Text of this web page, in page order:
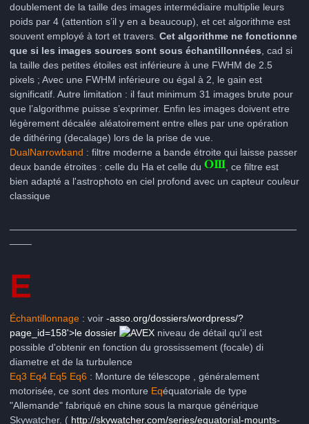
doublement de la taille des images intermédiaire multiplie leurs
poids par 4 (attention s’il y en a beaucoup), et cet algorithme est
souvent employé à tort et travers. Cet algorithme ne fonctionne
que si les images sources sont sous échantillonnées , cad si
la taille des petites étoiles est inférieure à une FWHM de 2.5
pixels ; Avec une FWHM inférieure ou égal à 2, le gain est
significatif. Autre limitation : il faut minimum 31 images brute pour
que l’algorithme puisse s’exprimer. Enfin les images doivent etre
légèrement décalée aléatoirement entre elles par une opération
de dithéring (decalage) lors de la prise de vue.
DualNarrowband : filtre moderne a bande étroite qui laisse passer
deux bande étroites : celle du Ha et celle du
, ce filtre est
bien adapté a l'astrophoto en ciel profond avec un capteur couleur
classique
E
Échantillonnage : voir -asso.org/dossiers/wordpress/?
page_id=158'>le dossier
niveau de détail qu'il est
possible d'obtenir en fonction du grossissement (focale) di
diametre et de la turbulence
Eq3 Eq4 Eq5 Eq6 : Monture de télescope , généralement
motorisée, ce sont des monture Eqéquatoriale de type
"Allemande" fabriqué en chine sous la marque générique
Skywatcher. ( http://skywatcher.com/series/equatorial-mounts-